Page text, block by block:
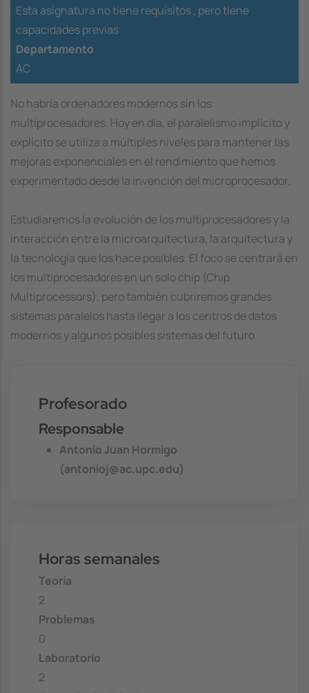
Esta asignatura no tiene requisitos , pero tiene
capacidades previas
Departamento
AC
No habría ordenadores modernos sin los
multiprocesadores. Hoy en día, el paralelismo implícito y
explícito se utiliza a múltiples niveles para mantener las
mejoras exponenciales en el rendimiento que hemos
experimentado desde la invención del microprocesador.
Estudiaremos la evolución de los multiprocesadores y la
interacción entre la microarquitectura, la arquitectura y
la tecnología que los hace posibles. El foco se centrará en
los multiprocesadores en un solo chip (Chip
Multiprocessors), pero también cubriremos grandes
sistemas paralelos hasta llegar a los centros de datos
modernos y algunos posibles sistemas del futuro.
Profesorado
Responsable
Antonio Juan Hormigo
(antonioj@ac.upc.edu)
Horas semanales
Teoría
2
Problemas
0
Laboratorio
2